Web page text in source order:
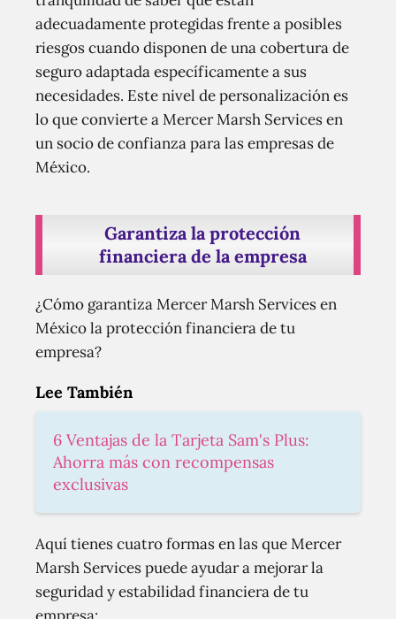
adecuadamente protegidas frente a posibles
riesgos cuando disponen de una cobertura de
seguro adaptada específicamente a sus
necesidades. Este nivel de personalización es
lo que convierte a Mercer Marsh Services en
un socio de confianza para las empresas de
México.
Garantiza la protección
financiera de la empresa
¿Cómo garantiza Mercer Marsh Services en
México la protección financiera de tu
empresa?
Lee También
6 Ventajas de la Tarjeta Sam's Plus:
Ahorra más con recompensas
exclusivas
Aquí tienes cuatro formas en las que Mercer
Marsh Services puede ayudar a mejorar la
seguridad y estabilidad financiera de tu